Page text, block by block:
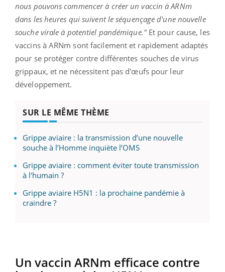
nous pouvons commencer à créer un vaccin à ARNm
dans les heures qui suivent le séquençage d'une nouvelle
souche virale à potentiel pandémique."Et pour cause, les
vaccins à ARNm sont facilement et rapidement adaptés
pour se protéger contre différentes souches de virus
grippaux, et ne nécessitent pas d'œufs pour leur
développement.
SUR LE MÊME THÈME
Grippe aviaire : la transmission d’une nouvelle
souche à l’Homme inquiète l’OMS
Grippe aviaire : comment éviter toute transmission
à l'humain ?
Grippe aviaire H5N1 : la prochaine pandémie à
craindre ?
Un vaccin ARNm efficace contre